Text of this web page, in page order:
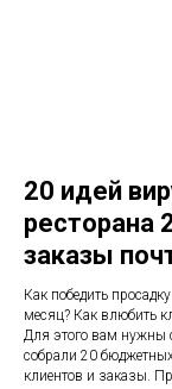
20 идей
ресторана
заказы
Как победить
месяц? Как влюбить
Для этого вам нужны
собрали 20
клиентов и заказы.